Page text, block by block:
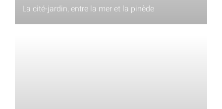
La cité-jardin, entre la mer et la pinède